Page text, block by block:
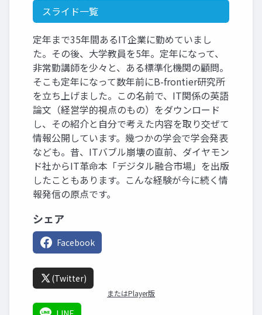
スライド一覧
定年まで35年間あるIT企業に勤めていまし
た。その後、大学教員を5年。定年になって、
非常勤講師を少々と、ある標準化機関の顧問。
そこも定年になって数年前にB-frontier研究所
を立ち上げました。この名前で、IT関係の英語
論文（経営学的視点のもの）をダウンロード
し、その紹介と自分で考えた内容を取り交ぜて
情報公開しています。幾つかの学会で学会発表
なども。昔、ITバブル崩壊の直前、ダイヤモン
ド社からIT革命本「デジタル融合市場」を出版
したこともあります。こんな経験が今に続く情
報発信の原点です。
シェア
Facebook
(Twitter)
またはPlayer版